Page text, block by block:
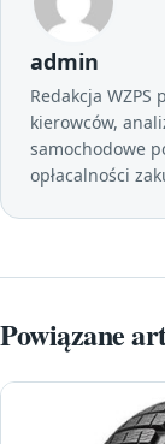
admin
Redakcja
kierowców,
samochodowe
opłacalności
Powiązane